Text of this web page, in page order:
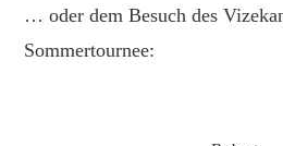
… oder dem Besuch des
Sommertournee: